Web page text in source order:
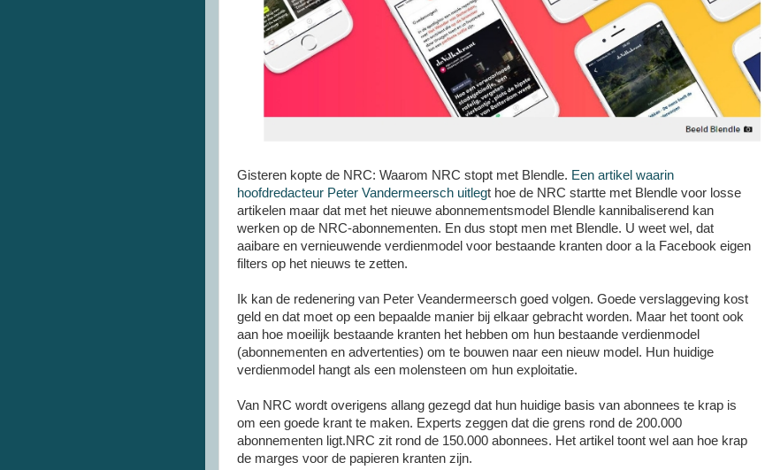
Gisteren kopte de NRC: Waarom NRC stopt met Blendle. Een artikel waarin
hoofdredacteur Peter Vandermeersch uitlegt hoe de NRC startte met Blendle voor losse
artikelen maar dat met het nieuwe abonnementsmodel Blendle kannibaliserend kan
werken op de NRC-abonnementen. En dus stopt men met Blendle. U weet wel, dat
aaibare en vernieuwende verdienmodel voor bestaande kranten door a la Facebook eigen
filters op het nieuws te zetten.
Ik kan de redenering van Peter Veandermeersch goed volgen. Goede verslaggeving kost
geld en dat moet op een bepaalde manier bij elkaar gebracht worden. Maar het toont ook
aan hoe moeilijk bestaande kranten het hebben om hun bestaande verdienmodel
(abonnementen en advertenties) om te bouwen naar een nieuw model. Hun huidige
verdienmodel hangt als een molensteen om hun exploitatie.
Van NRC wordt overigens allang gezegd dat hun huidige basis van abonnees te krap is
om een goede krant te maken. Experts zeggen dat die grens rond de 200.000
abonnementen ligt.NRC zit rond de 150.000 abonnees. Het artikel toont wel aan hoe krap
de marges voor de papieren kranten zijn.